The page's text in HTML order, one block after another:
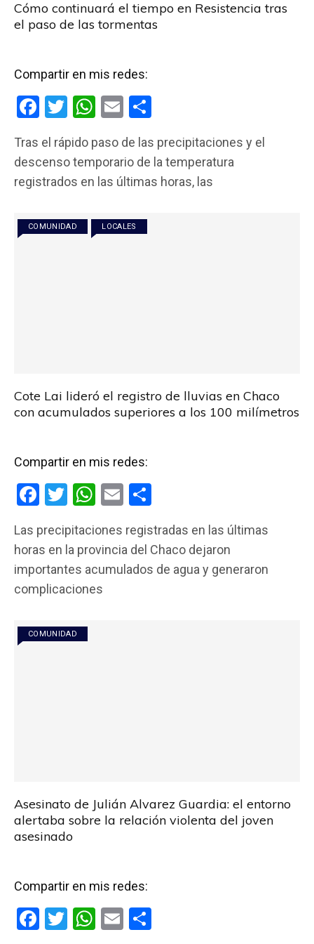
Cómo continuará el tiempo en Resistencia tras
el paso de las tormentas
Compartir en mis redes:
F
ce
b
o
k
T
tt
er
W
at
s
p
p
E
ail m
p
Tras el rápido paso de las precipitaciones y el
descenso temporario de la temperatura
registrados en las últimas horas, las
COMUNIDAD LOCALES
Cote Lai lideró el registro de lluvias en Chaco
con acumulados superiores a los 100 milímetros
Compartir en mis redes:
F
ce
b
o
k
T
tt
er
W
at
s
A
E
ail m
p
Las precipitaciones registradas en las últimas
horas en la provincia del Chaco dejaron
importantes acumulados de agua y generaron
complicaciones
COMUNIDAD
Asesinato de Julián Alvarez Guardia: el entorno
alertaba sobre la relación violenta del joven
asesinado
Compartir en mis redes:
F
T
W E